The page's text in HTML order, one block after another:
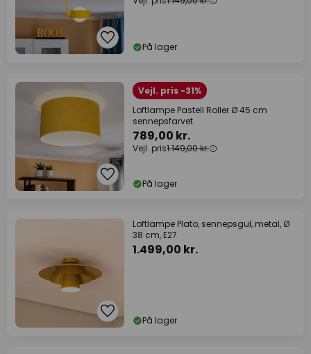
På lager
Vejl. pris -31%
Loftlampe Pastell Roller Ø 45 cm
sennepsfarvet
789,00 kr.
Vejl. pris1.149,00 kr.
På lager
Loftlampe Plato, sennepsgul, metal, Ø
38 cm, E27
1.499,00 kr.
På lager